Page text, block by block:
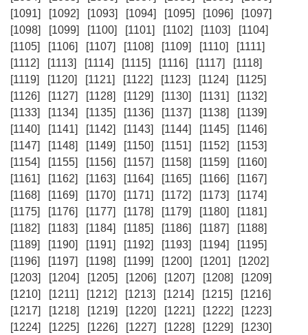
[1091]
[1092] [1093] [1094] [1095] [1096]
[1097]
[1098]
[1099] [1100] [1101] [1102] [1103]
[1104]
[1105]
[1106] [1107] [1108] [1109] [1110]
[1111]
[1112]
[1113] [1114] [1115] [1116] [1117]
[1118]
[1119]
[1120] [1121] [1122] [1123] [1124]
[1125]
[1126]
[1127] [1128] [1129] [1130] [1131]
[1132]
[1133]
[1134] [1135] [1136] [1137] [1138]
[1139]
[1140]
[1141] [1142] [1143] [1144] [1145]
[1146]
[1147]
[1148] [1149] [1150] [1151] [1152]
[1153]
[1154]
[1155] [1156] [1157] [1158] [1159]
[1160]
[1161]
[1162] [1163] [1164] [1165] [1166]
[1167]
[1168]
[1169] [1170] [1171] [1172] [1173]
[1174]
[1175]
[1176] [1177] [1178] [1179] [1180]
[1181]
[1182]
[1183] [1184] [1185] [1186] [1187]
[1188]
[1189]
[1190] [1191] [1192] [1193] [1194]
[1195]
[1196]
[1197] [1198] [1199] [1200] [1201]
[1202]
[1203]
[1204] [1205] [1206] [1207] [1208]
[1209]
[1210]
[1211] [1212] [1213] [1214] [1215]
[1216]
[1217]
[1218] [1219] [1220] [1221] [1222]
[1223]
[1224]
[1225] [1226] [1227] [1228] [1229]
[1230]